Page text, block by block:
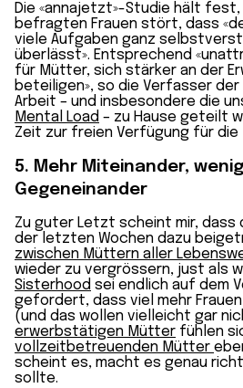
Die «annajetzt»-Studie hält fest,
befragten Frauen stört, dass
viele Aufgaben ganz
überlässt». Entsprechend
für Mütter, sich stärker an der
beteiligen», so die Verfasser der
Arbeit – und insbesondere die
Mental Load – zu Hause geteilt
Zeit zur freien Verfügung für die
5. Mehr Miteinander,
Gegeneinander
Zu guter Letzt scheint mir, dass
der letzten Wochen dazu
zwischen Müttern aller
wieder zu vergrössern, just als
Sisterhood sei endlich auf dem
gefordert, dass viel mehr
(und das wollen vielleicht gar
erwerbstätigen Mütter fühlen
vollzeitbetreuenden Mütter
scheint es, macht es genau
sollte.